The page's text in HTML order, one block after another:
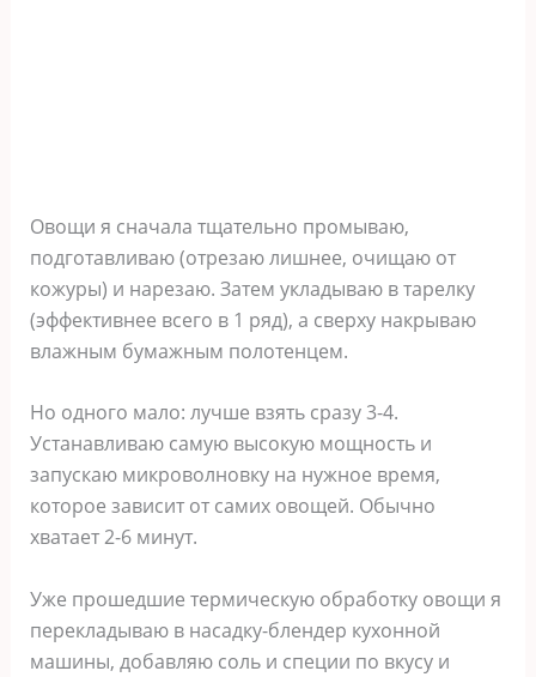
Овощи я сначала тщательно промываю,
подготавливаю (отрезаю лишнее, очищаю от
кожуры) и нарезаю. Затем укладываю в тарелку
(эффективнее всего в 1 ряд), а сверху накрываю
влажным бумажным полотенцем.
Но одного мало: лучше взять сразу 3-4.
Устанавливаю самую высокую мощность и
запускаю микроволновку на нужное время,
которое зависит от самих овощей. Обычно
хватает 2-6 минут.
Уже прошедшие термическую обработку овощи я
перекладываю в насадку-блендер кухонной
машины, добавляю соль и специи по вкусу и